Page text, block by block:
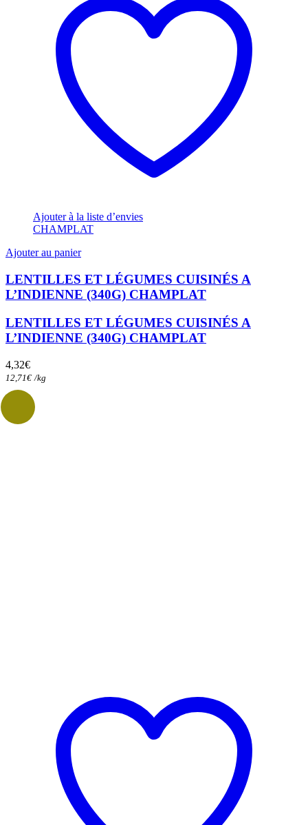
Ajouter à la liste d’envies
CHAMPLAT
Ajouter au panier
LENTILLES ET LÉGUMES CUISINÉS A
L’INDIENNE (340G) CHAMPLAT
LENTILLES ET LÉGUMES CUISINÉS A
L’INDIENNE (340G) CHAMPLAT
4,32€
12,71€ /kg